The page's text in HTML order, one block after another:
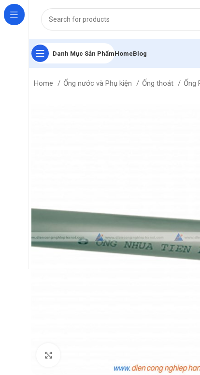
Danh Mục Sản PhẩmHomeBlog
Home Ống nước và Phụ kiện Ống thoát Ống